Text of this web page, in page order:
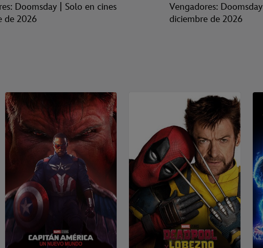
Doomsday | Solo en cines
de 2026
Vengadores:
diciembre de 2026